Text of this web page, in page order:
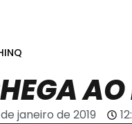
janeiro de 2019